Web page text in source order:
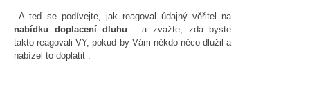
A teď se podívejte, jak reagoval údajný věřitel na
nabídku doplacení dluhu - a zvažte, zda byste
takto reagovali VY, pokud by Vám někdo něco dlužil a
nabízel to doplatit :